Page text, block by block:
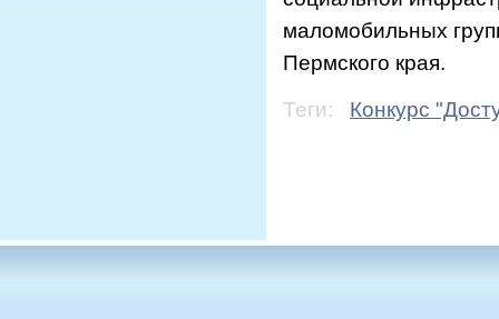
маломобильных
Пермского края.
Теги:
Конкурс